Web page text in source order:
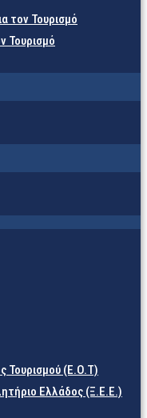
τον Τουρισμό
Τουρισμό
Τουρισμού (Ε.Ο.Τ)
Ελλάδος (Ξ.Ε.Ε.)